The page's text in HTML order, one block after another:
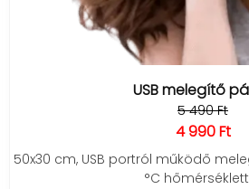
USB melegítő
5 490 Ft
4 990 Ft
50x30 cm, USB portról működő
°C